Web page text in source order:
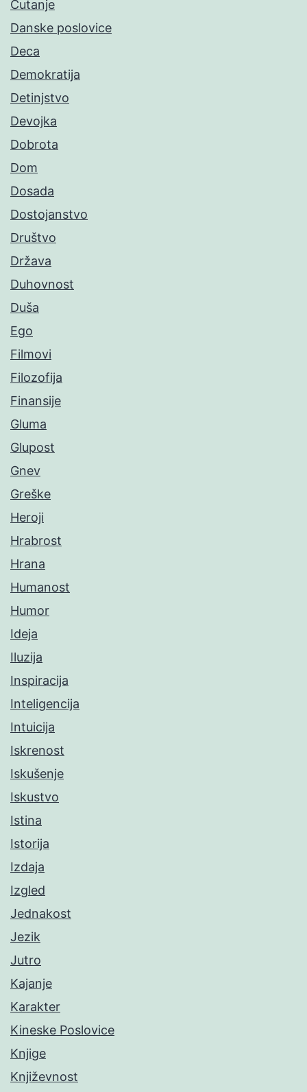
Ćutanje
Danske poslovice
Deca
Demokratija
Detinjstvo
Devojka
Dobrota
Dom
Dosada
Dostojanstvo
Društvo
Država
Duhovnost
Duša
Ego
Filmovi
Filozofija
Finansije
Gluma
Glupost
Gnev
Greške
Heroji
Hrabrost
Hrana
Humanost
Humor
Ideja
Iluzija
Inspiracija
Inteligencija
Intuicija
Iskrenost
Iskušenje
Iskustvo
Istina
Istorija
Izdaja
Izgled
Jednakost
Jezik
Jutro
Kajanje
Karakter
Kineske Poslovice
Knjige
Književnost